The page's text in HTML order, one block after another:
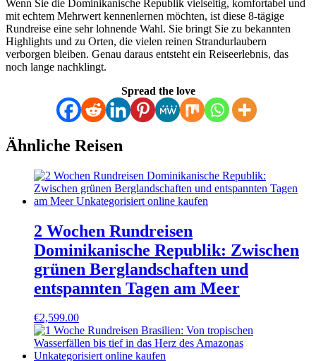
Wenn Sie die Dominikanische Republik vielseitig, komfortabel und
mit echtem Mehrwert kennenlernen möchten, ist diese 8-tägige
Rundreise eine sehr lohnende Wahl. Sie bringt Sie zu bekannten
Highlights und zu Orten, die vielen reinen Strandurlaubern
verborgen bleiben. Genau daraus entsteht ein Reiseerlebnis, das
noch lange nachklingt.
Spread the love
Ähnliche Reisen
2 Wochen Rundreisen
Dominikanische Republik: Zwischen
grünen Berglandschaften und
entspannten Tagen am Meer
€2,599.00